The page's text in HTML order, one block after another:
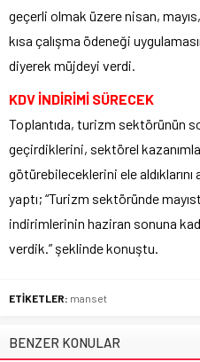
geçerli olmak üzere nisan,
kısa çalışma ödeneği
diyerek müjdeyi verdi.
KDV İNDİRİMİ SÜRECEK
Toplantıda, turizm sektörünün
geçirdiklerini, sektörel
götürebileceklerini ele
yaptı; “Turizm sektöründe
indirimlerinin haziran sonuna
verdik.” şeklinde konuştu.
ETİKETLER: manset
BENZER KONULAR